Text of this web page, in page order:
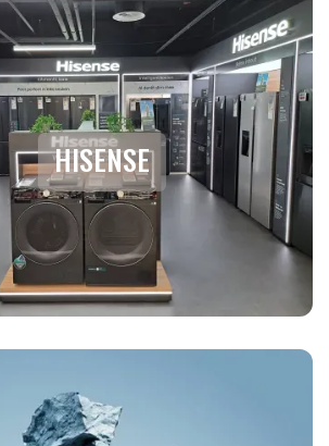
HISENSE